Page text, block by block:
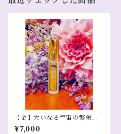
【金】大いなる宇宙の繁栄と
繋がる五行アロマ（庚、辛）
¥7,000